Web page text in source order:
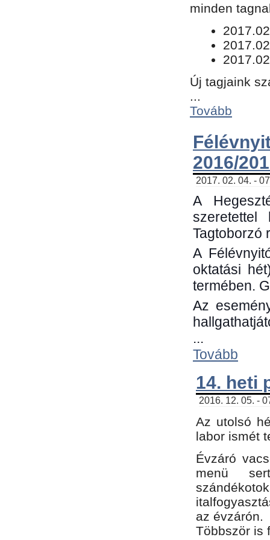
minden
Új tagjaink
...
Tovább
2016/
2017. 02. 04. -
A
Tagtoborzó
A
oktatási
termében.
Az
...
Tovább
14. heti
2016. 12. 05. -
Az utolsó
labor ismét
Évzáró
menü
az évzárón.
Többször is